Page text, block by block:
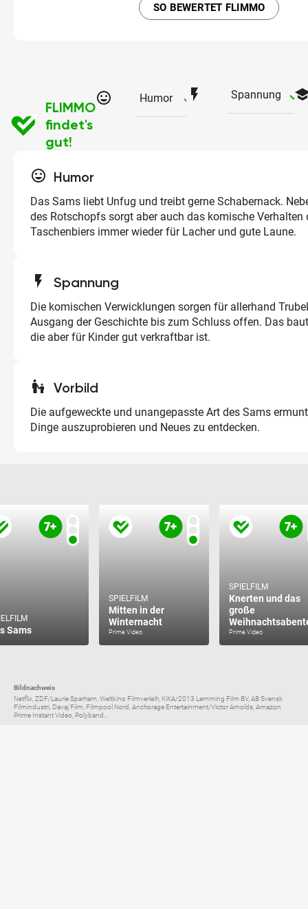
SO BEWERTET FLIMMO
FLIMMO
findet's
gut!
tag_faces Humor checked
flash_on Spannung
tag_faces Humor
Das Sams liebt Unfug und treibt gerne Schabernack.
des Rotschopfs sorgt aber auch das komische Verhalten
Taschenbiers immer wieder für Lacher und gute Laune.
flash_on Spannung
Die komischen Verwicklungen sorgen für allerhand
Ausgang der Geschichte bis zum Schluss offen. Das
die aber für Kinder gut verkraftbar ist.
escalator_warning Vorbild
Die aufgeweckte und unangepasste Art des Sams
Dinge auszuprobieren und Neues zu entdecken.
Sams
SPIELFILM
Mitten in der
Winternacht
Prime Video
SPIELFILM
Knerten und das
große
Prime Video
Bildnachweis
Netflix, ZDF/Laurie Sparham, Weltkino Filmverleih, KiKA/2013 Lemming Film BV, AB Svensk
Filmindustri, Davaj Film, Filmpool Nord, Anchorage Entertainment/Victor Arnolds, Amazon
Prime Instant Video, Polyband...